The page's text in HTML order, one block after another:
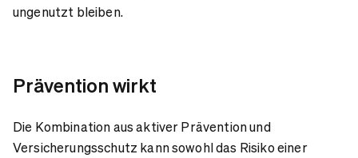
ungenutzt bleiben.
Prävention wirkt
Die Kombination aus aktiver Prävention und
Versicherungsschutz kann sowohl das Risiko einer